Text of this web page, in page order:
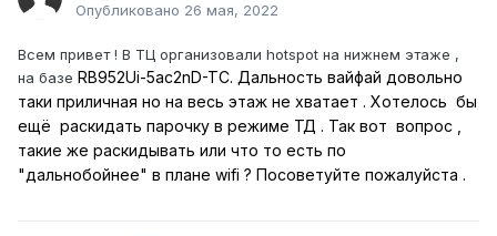
Опубликовано 26 мая, 2022
Всем привет ! В ТЦ организовали hotspot на нижнем этаже ,
на базе RB952Ui-5ac2nD-TC. Дальность вайфай довольно
таки приличная но на весь этаж не хватает . Хотелось бы
ещё раскидать парочку в режиме ТД . Так вот вопрос ,
такие же раскидывать или что то есть по
"дальнобойнее" в плане wifi ? Посоветуйте пожалуйста .